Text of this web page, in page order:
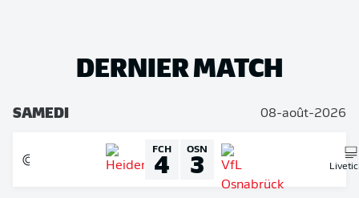
DERNIER MATCH
SAMEDI 08-août-2026
FCH
4 OSN
3